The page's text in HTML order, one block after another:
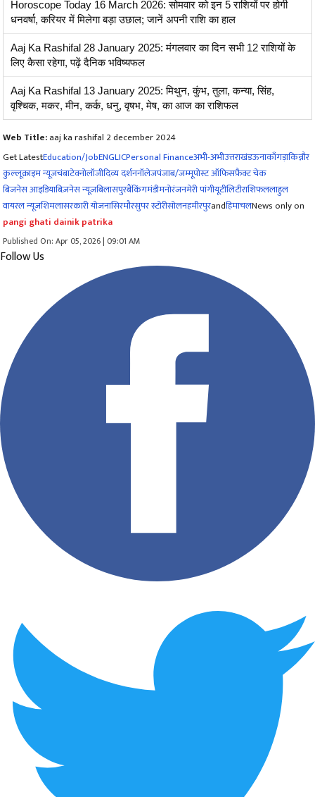
Horoscope Today 16 March 2026: सोमवार को इन 5 राशियों पर होगी
धनवर्षा, करियर में मिलेगा बड़ा उछाल; जानें अपनी राशि का हाल
Aaj Ka Rashifal 28 January 2025: मंगलवार का दिन सभी 12 राशियों के
लिए कैसा रहेगा, पढ़ें दैनिक भविष्यफल
Aaj Ka Rashifal 13 January 2025: मिथुन, कुंभ, तुला, कन्या, सिंह,
वृश्चिक, मकर, मीन, कर्क, धनु, वृषभ, मेष, का आज का राशिफल
Web Title:aaj ka rashifal 2 december 2024
Get LatestEducation/JobENGLICPersonal Financeअभी-अभीउत्तराखंडऊनाकाँगड़ाकिन्नौर
कुल्लूक्राइम न्यूजचंबाटेक्नोलॉजीदिव्य दर्शननॉलेजपंजाब/जम्मूपोस्ट ऑफिसफ़ैक्ट चेक
बिजनेस आइडियाबिज़नेस न्यूज़बिलासपुरबैंकिंगमंडीमनोरंजनमेरी पांगीयूटीलिटीराशिफललाहुल
वायरल न्यूज़शिमलासरकारी योजनासिरमौरसुपर स्टोरीसोलनहमीरपुरandहिमाचलNews only on
pangi ghati dainik patrika
Published On: Apr 05, 2026 | 09:01 AM
Follow Us